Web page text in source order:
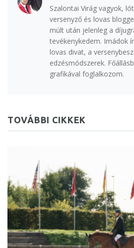
Szalontai Virág vagyok,
versenyző és lovas
múlt után jelenleg a
tevékenykedem. Imádok
lovas divat, a
edzésmódszerek.
grafikával foglalkozom.
TOVÁBBI CIKKEK